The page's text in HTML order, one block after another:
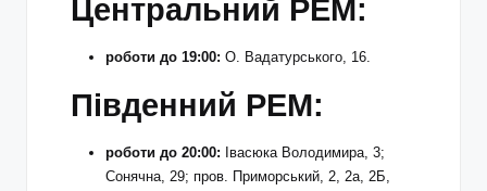
Центральний РЕМ:
роботи до 19:00: О. Вадатурського, 16.
Південний РЕМ:
роботи до 20:00: Івасюка Володимира, 3;
Сонячна, 29; пров. Приморський, 2, 2а, 2Б,